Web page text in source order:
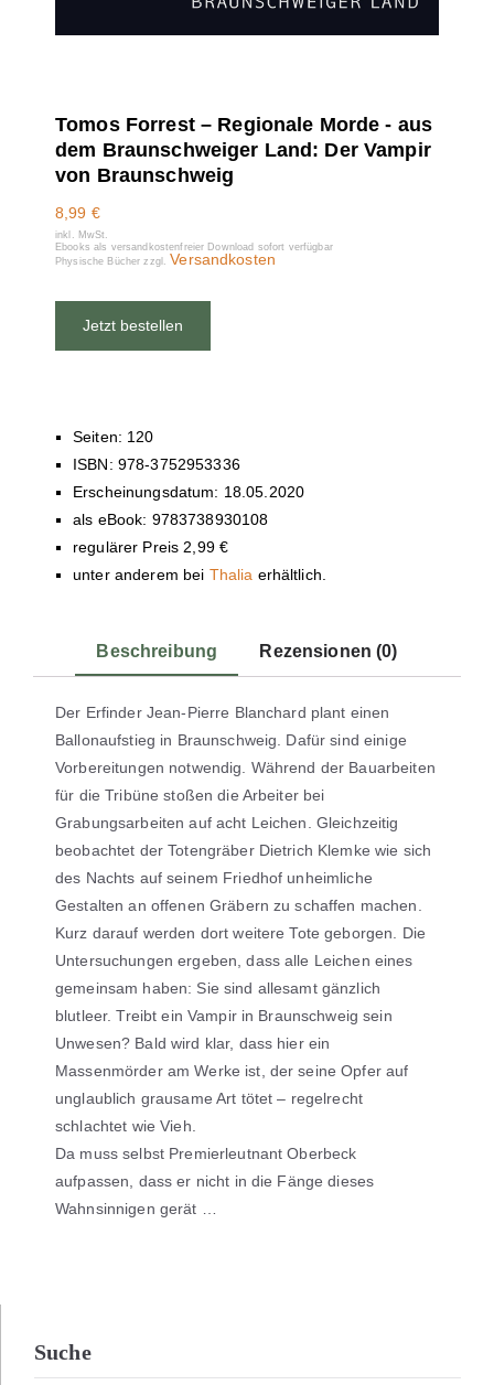
Tomos Forrest – Regionale Morde - aus
dem Braunschweiger Land: Der Vampir
von Braunschweig
8,99 €
inkl. MwSt.
Ebooks als versandkostenfreier Download sofort verfügbar
Physische Bücher zzgl. Versandkosten
Jetzt bestellen
Seiten: 120
ISBN: 978-3752953336
Erscheinungsdatum: 18.05.2020
als eBook: 9783738930108
regulärer Preis 2,99 €
unter anderem bei Thalia erhältlich.
Beschreibung Rezensionen (0)
Der Erfinder Jean-Pierre Blanchard plant einen
Ballonaufstieg in Braunschweig. Dafür sind einige
Vorbereitungen notwendig. Während der Bauarbeiten
für die Tribüne stoßen die Arbeiter bei
Grabungsarbeiten auf acht Leichen. Gleichzeitig
beobachtet der Totengräber Dietrich Klemke wie sich
des Nachts auf seinem Friedhof unheimliche
Gestalten an offenen Gräbern zu schaffen machen.
Kurz darauf werden dort weitere Tote geborgen. Die
Untersuchungen ergeben, dass alle Leichen eines
gemeinsam haben: Sie sind allesamt gänzlich
blutleer. Treibt ein Vampir in Braunschweig sein
Unwesen? Bald wird klar, dass hier ein
Massenmörder am Werke ist, der seine Opfer auf
unglaublich grausame Art tötet – regelrecht
schlachtet wie Vieh.
Da muss selbst Premierleutnant Oberbeck
aufpassen, dass er nicht in die Fänge dieses
Wahnsinnigen gerät …
Suche